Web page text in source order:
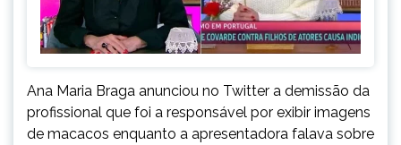
Ana Maria Braga anunciou no Twitter a demissão da
profissional que foi a responsável por exibir imagens
de macacos enquanto a apresentadora falava sobre